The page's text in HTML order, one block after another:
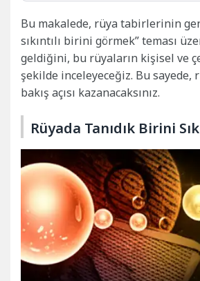
Bu makalede, rüya tabirlerinin
sıkıntılı birini görmek” teması
geldiğini, bu rüyaların kişisel ve
şekilde inceleyeceğiz. Bu
bakış açısı kazanacaksınız.
Rüyada Tanıdık Birini